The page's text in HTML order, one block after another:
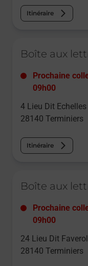
Itinéraire
Boîte aux
Prochaine
09h00
4 Lieu Dit Echelles
28140 Terminiers
Itinéraire
Boîte aux
Prochaine
09h00
24 Lieu Dit
28140 Terminiers